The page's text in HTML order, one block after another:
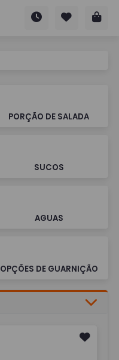
PORÇÃO DE SALADA
SUCOS
AGUAS
OPÇÕES DE GUARNIÇÃO